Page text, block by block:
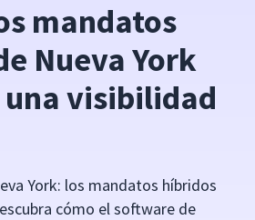
mandatos
Nueva York
visibilidad
York: los mandatos híbridos
cómo el software de